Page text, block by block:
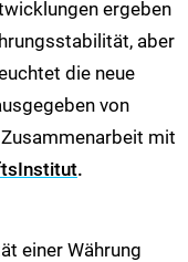
ergeben
aber
die neue
von
mit
.
einer Währung